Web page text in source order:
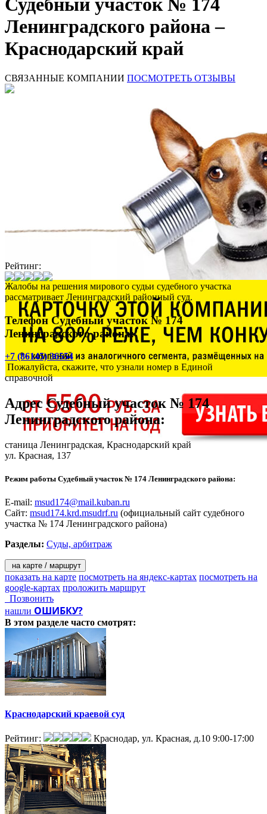
Судебный участок № 174
Ленинградского района –
Краснодарский край
СВЯЗАННЫЕ КОМПАНИИ ПОСМОТРЕТЬ ОТЗЫВЫ
Рейтинг:
Жалобы на решения мирового судьи судебного участка
рассматривает Ленинградский районный суд.
Телефон Судебный участок № 174
Ленинградского района:
+7 (86145) 36554
Пожалуйста, скажите, что узнали номер в Единой
справочной
Адрес Судебный участок № 174
Ленинградского района:
станица Ленинградская, Краснодарский край
ул. Красная, 137
Режим работы Судебный участок № 174 Ленинградского района:
E-mail: msud174@mail.kuban.ru
Сайт: msud174.krd.msudrf.ru (официальный сайт судебного
участка № 174 Ленинградского района)
Разделы: Суды, арбитраж
на карте / маршрут
показать на карте посмотреть на яндекс-картах посмотреть на
google-картах проложить маршрут
Позвонить
нашли ОШИБКУ?
В этом разделе часто смотрят:
Краснодарский краевой суд
Рейтинг: Краснодар, ул. Красная, д.10 9:00-17:00